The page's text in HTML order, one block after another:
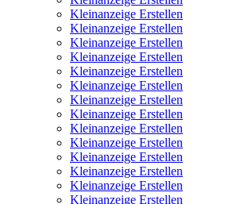
Kleinanzeige Erstellen
Kleinanzeige Erstellen
Kleinanzeige Erstellen
Kleinanzeige Erstellen
Kleinanzeige Erstellen
Kleinanzeige Erstellen
Kleinanzeige Erstellen
Kleinanzeige Erstellen
Kleinanzeige Erstellen
Kleinanzeige Erstellen
Kleinanzeige Erstellen
Kleinanzeige Erstellen
Kleinanzeige Erstellen
Kleinanzeige Erstellen